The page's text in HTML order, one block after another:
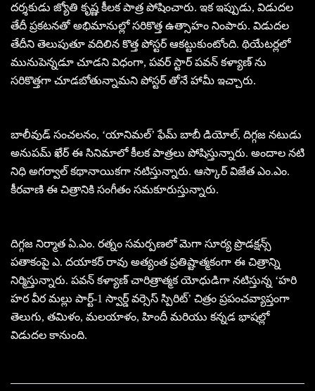
దర్శకుడు జ్యోతి కృష్ణ కీలక పాత్ర పోషించారు. ఇక ఇప్పుడు, విడుదల
తేదీ ప్రకటనతో అభిమానుల్లో సరికొత్త ఉత్సాహం నింపారు. విడుదల
తేదీని తెలుపుతూ వదిలిన కొత్త పోస్టర్ ఆకట్టుకుంటోంది. థియేటర్లలో
మునుపెన్నడూ చూడని విధంగా, పవర్ స్టార్ పవన్ కళ్యాణ్ ను
సరికొత్తగా చూడబోతున్నామని పోస్టర్ తోనే హామీ ఇచ్చారు.
బాలీవుడ్ సంచలనం, ‘యానిమల్’ ఫేమ్ బాబీ డియోల్, దిగ్గజ నటుడు
అనుపమ్ ఖేర్ ఈ సినిమాలో కీలక పాత్రలు పోషిస్తున్నారు. అందాల నటి
నిధి అగర్వాల్ కథానాయికగా నటిస్తున్నారు. ఆస్కార్ విజేత ఎం.ఎం.
కీరవాణి ఈ చిత్రానికి సంగీతం సమకూరుస్తున్నారు.
దిగ్గజ నిర్మాత ఏ.ఎం. రత్నం సమర్పణలో మెగా సూర్య ప్రొడక్షన్స్
పతాకంపై ఎ. దయాకర్ రావు అత్యంత ప్రతిష్టాత్మకంగా ఈ చిత్రాన్ని
నిర్మిస్తున్నారు. పవన్ కళ్యాణ్ చారిత్రాత్మక యోధుడిగా నటిస్తున్న ‘హరి
హర వీర మల్లు పార్ట్-1 స్వార్డ్ వర్సెస్ స్పిరిట్’ చిత్రం ప్రపంచవ్యాప్తంగా
తెలుగు, తమిళం, మలయాళం, హిందీ మరియు కన్నడ భాషల్లో
విడుదల కానుంది.